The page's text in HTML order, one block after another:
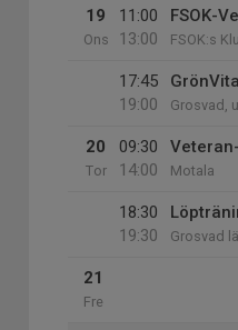
19
Ons
11:00
13:00
FSOK-
FSOK:s
17:45
19:00
Grosvad,
20
Tor
09:30
14:00
Motala
18:30
19:30
Grosvad
21
Fre